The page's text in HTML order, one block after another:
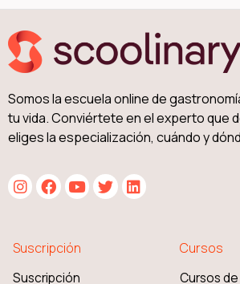
Somos la escuela online de
tu vida. Conviértete en el experto que
eliges la especialización, cuándo y
Suscripción
Suscripción
Cursos
Cursos